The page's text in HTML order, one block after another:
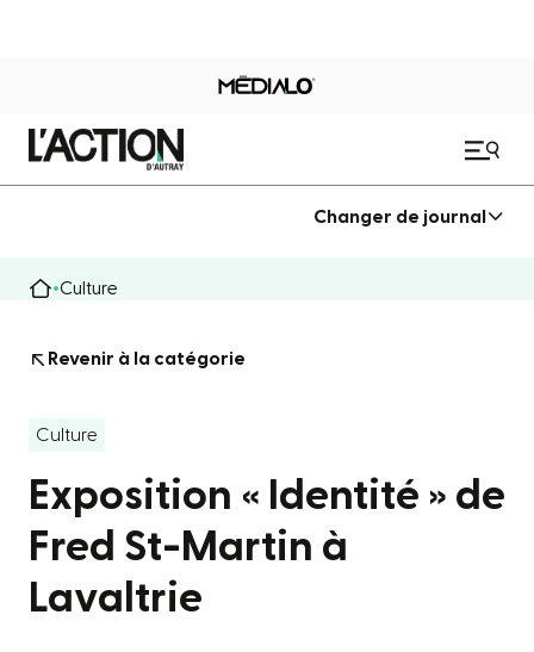
Changer de journal
Culture
Revenir à la catégorie
Culture
Exposition « Identité » de
Fred St-Martin à
Lavaltrie